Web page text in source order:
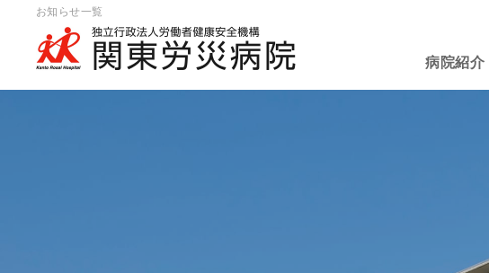
お知らせ一覧
病院紹介